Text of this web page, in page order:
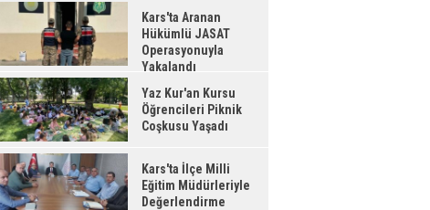
Kars'ta Aranan
Hükümlü JASAT
Operasyonuyla
Yakalandı
Yaz Kur'an Kursu
Öğrencileri Piknik
Coşkusu Yaşadı
Kars'ta İlçe Milli
Eğitim Müdürleriyle
Değerlendirme